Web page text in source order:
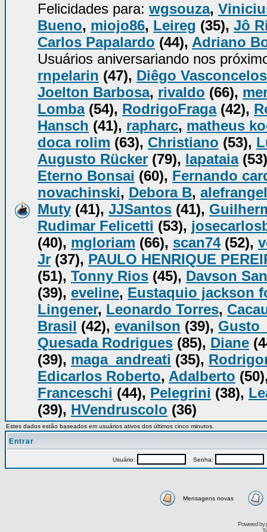
Felicidades para: wgsouza,
Bueno, miojo86, Leireg (35), Jô
Carlos Papalardo (44), Adriano
Usuários aniversariando nos
rnpelarin (47), Diêgo Vasconcelos
Joelton Barbosa, rivaldo (66),
Lomba(54), RodrigoFraga(42),
Hansch (41), rapharc, matheus
doca rolim (63), Christiano (53),
Augusto Rücker (79), lapataia
Eterno Bonsai (60), Fernando
novachinski, Debora B, alefrangel
Muty (41), JJSantos (41),
Rudimar Felicetti (53),
(40), mgloriam (66), scan74(52),
Jr (37), PAULO HENRIQUE
(51), Tonny Rios (45), Davson
(39), eveline, Eustaquio jackson
Lingener, Leonardo Torres,
Brasil (42), evanilson (39), Gusto_
Quesada Rodrigues (85), Diane
(39), maga_andreati (35),
Edicarlos Roberto, Adalberto
Franceschi (44), Pelegrini (38),
(39), HVendruscolo (36)
Estes dados estão baseados em usuários ativos dos últimos cinco minutos.
Entrar
Usuário: Senha:
Mensagens novas
Powered by